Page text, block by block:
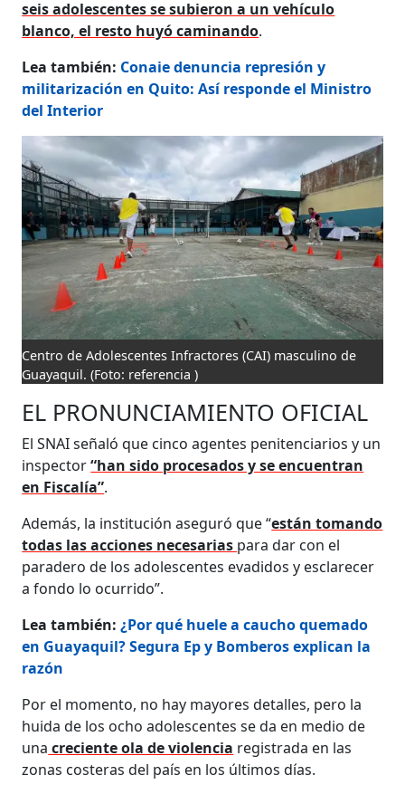
seis adolescentes se subieron a un vehículo
blanco, el resto huyó caminando.
Lea también: Conaie denuncia represión y
militarización en Quito: Así responde el Ministro
del Interior
Centro de Adolescentes Infractores (CAI) masculino de
Guayaquil. (Foto: referencia )
EL PRONUNCIAMIENTO OFICIAL
El SNAI señaló que cinco agentes penitenciarios y un
inspector“han sido procesados y se encuentran
en Fiscalía”.
Además, la institución aseguró que “están tomando
todas las acciones necesarias para dar con el
paradero de los adolescentes evadidos y esclarecer
a fondo lo ocurrido”.
Lea también:¿Por qué huele a caucho quemado
en Guayaquil? Segura Ep y Bomberos explican la
razón
Por el momento, no hay mayores detalles, pero la
huida de los ocho adolescentes se da en medio de
una creciente ola de violencia registrada en las
zonas costeras del país en los últimos días.